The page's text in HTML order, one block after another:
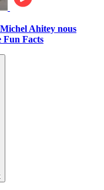
Ahitey nous
Fun Facts